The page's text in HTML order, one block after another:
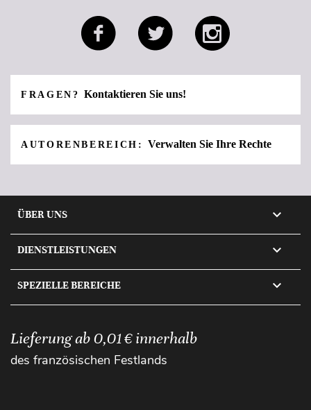
FRAGEN?Kontaktieren Sie uns!
AUTORENBEREICH: Verwalten Sie Ihre Rechte
ÜBER UNS 
DIENSTLEISTUNGEN 
SPEZIELLE BEREICHE 
Lieferung ab 0,01 € innerhalb
des französischen Festlands